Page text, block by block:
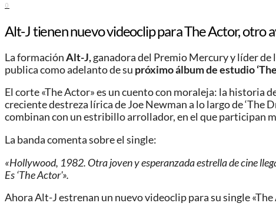
0
Alt-J tienen nuevo videoclip para The Actor, otro
La formaciónAlt-J,ganadora del Premio Mercury y líder
publica como adelanto de su próximo álbum de estudio
El corte «The Actor» es un cuento con moraleja: la historia
creciente destreza lírica de Joe Newman a lo largo de ‘The
combinan con un estribillo arrollador, en el que participan
La banda comenta sobre el single:
«Hollywood, 1982. Otra joven y esperanzada estrella de cine
Es ‘The Actor'».
Ahora Alt-J estrenan un nuevo videoclip para su single «The